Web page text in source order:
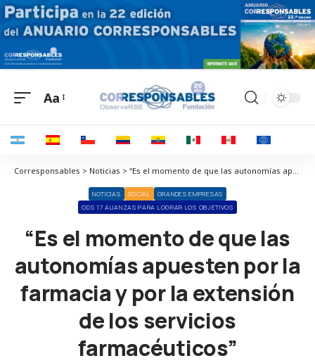
Aa
Corresponsables > Noticias > “Es el momento de que las autonomías apuesten por la farmacia y por la extensión de los servicios farmacéuticos”
NOTICIAS SOCIAL
GRANDES EMPRESAS
ODS 17 ALIANZAS PARA LOGRAR LOS OBJETIVOS
“Es el momento de que las
autonomías apuesten por la
farmacia y por la extensión
de los servicios
farmacéuticos”